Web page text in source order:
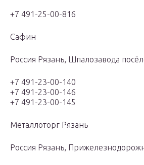
+7 491-25-00-816
Сафин
Россия Рязань, Шпалозавода
+7 491-23-00-140
+7 491-23-00-146
+7 491-23-00-145
Металлоторг Рязань
Россия Рязань,